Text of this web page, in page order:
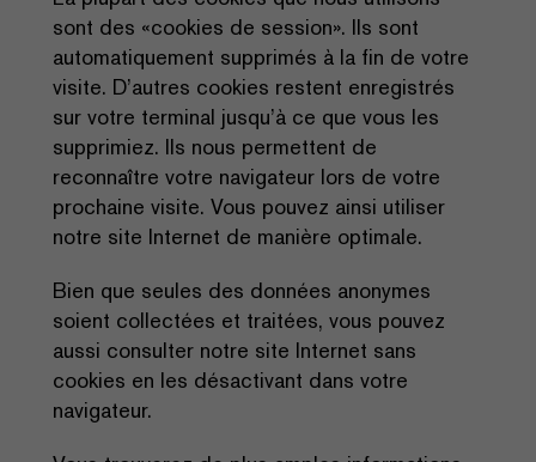
sont des «cookies de session». Ils sont
automatiquement supprimés à la fin de votre
visite. D’autres cookies restent enregistrés
sur votre terminal jusqu’à ce que vous les
supprimiez. Ils nous permettent de
reconnaître votre navigateur lors de votre
prochaine visite. Vous pouvez ainsi utiliser
notre site Internet de manière optimale.
Bien que seules des données anonymes
soient collectées et traitées, vous pouvez
aussi consulter notre site Internet sans
cookies en les désactivant dans votre
navigateur.